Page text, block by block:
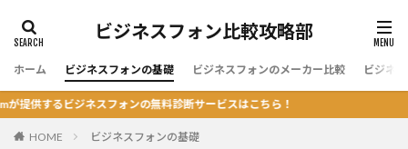
ビジネスフォン比較攻略部
ホーム ビジネスフォンの基礎 ビジネスフォンのメーカー比較 ビジネ
るビジネスフォンの無料診断サービスはこちら！
HOME ビジネスフォンの基礎